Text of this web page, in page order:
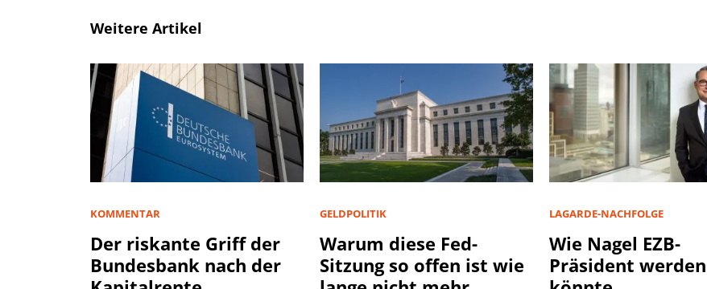
Weitere Artikel
KOMMENTAR
Der riskante Griff der
Bundesbank nach der
GELDPOLITIK
Warum diese Fed-
Sitzung so offen ist wie
LAGARDE-NACHFOLGE
Wie Nagel EZB-
Präsident werden